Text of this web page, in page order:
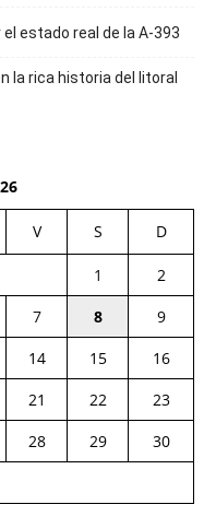
estado real de la A-393
la rica historia del litoral
V S D
1
2
7 8
9
14 15
16
21 22
23
28 29
30